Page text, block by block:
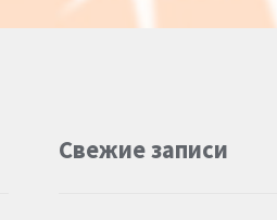
Свежие записи